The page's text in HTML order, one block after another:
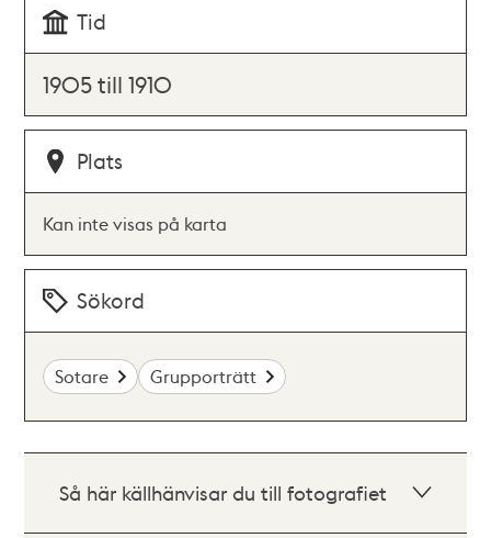
Tid
1905 till 1910
Plats
Kan inte visas på karta
Sökord
Sotare Grupporträtt
Så här källhänvisar du till fotografiet